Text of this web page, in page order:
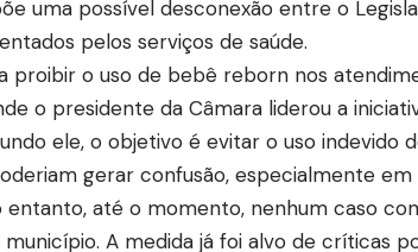
uma possível desconexão entre o
pelos serviços de saúde.
proibir o uso de bebê reborn nos
o presidente da Câmara liderou a
ele, o objetivo é evitar o uso indevido
gerar confusão, especialmente
entanto, até o momento, nenhum caso
A medida já foi alvo de críticas